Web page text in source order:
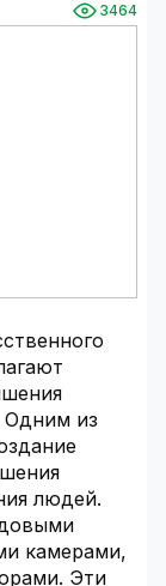
3464
Одним из
людей.
камерами,
Эти